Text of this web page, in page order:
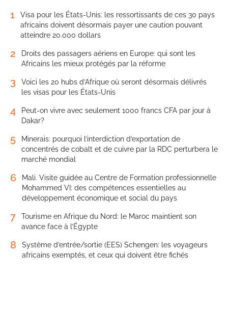
1
Visa pour les États-Unis: les ressortissants de ces 30 pays
africains doivent désormais payer une caution pouvant
atteindre 20.000 dollars
2
Droits des passagers aériens en Europe: qui sont les
Africains les mieux protégés par la réforme
3
Voici les 20 hubs d’Afrique où seront désormais délivrés
les visas pour les États-Unis
4
Peut-on vivre avec seulement 1000 francs CFA par jour à
Dakar?
5
Minerais: pourquoi l’interdiction d’exportation de
concentrés de cobalt et de cuivre par la RDC perturbera le
marché mondial
6
Mali. Visite guidée au Centre de Formation professionnelle
Mohammed VI: des compétences essentielles au
développement économique et social du pays
7
Tourisme en Afrique du Nord: le Maroc maintient son
avance face à l’Égypte
8
Système d’entrée/sortie (EES) Schengen: les voyageurs
africains exemptés, et ceux qui doivent être fichés